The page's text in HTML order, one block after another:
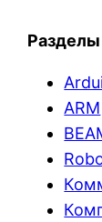
Разделы
ARM